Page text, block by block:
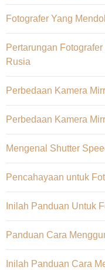
Fotografer Yang
Pertarungan
Rusia
Perbedaan Kamera
Perbedaan Kamera
Mengenal Shutter
Pencahayaan untuk
Inilah Panduan Untuk
Panduan Cara
Inilah Panduan Cara